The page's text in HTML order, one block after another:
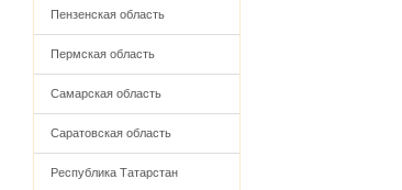
Пензенская область
Пермская область
Самарская область
Саратовская область
Республика Татарстан